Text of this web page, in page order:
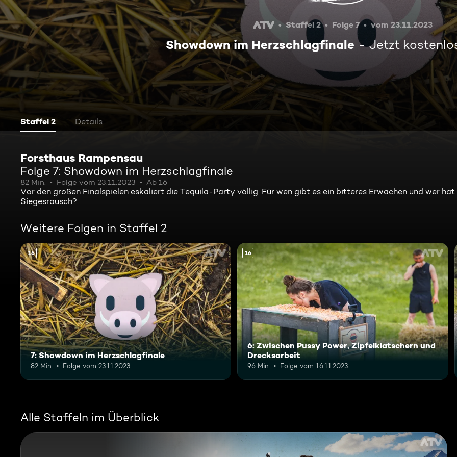
Staffel 2 Folge 7 vom 23.11.2023
Showdown im Herzschlagfinale Jetzt
Staffel 2 Details
Forsthaus Rampensau
Folge 7: Showdown im Herzschlagfinale
82 Min. Folge vom 23.11.2023 Ab 16
Vor den großen Finalspielen eskaliert die Tequila-Party völlig. Für wen gibt es ein bitteres Erwachen und wer hat
Siegesrausch?
Weitere Folgen in Staffel 2
16
7: Showdown im Herzschlagfinale
82 Min. Folge vom 23.11.2023
16
6: Zwischen Pussy Power, Zipfelklatschern und
Drecksarbeit
96 Min. Folge vom 16.11.2023
Alle Staffeln im Überblick